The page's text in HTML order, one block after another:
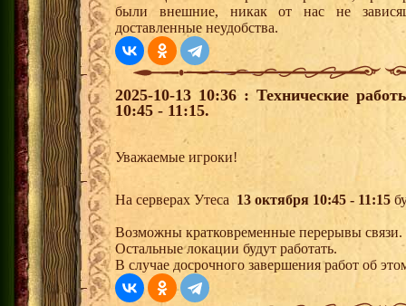
были внешние, никак от нас не
доставленные неудобства.
2025-10-13 10:36 : Технические
10:45 - 11:15.
Уважаемые игроки!
На серверах Утеса 13 октября 10:45 - 11:15
Возможны кратковременные перерывы связи.
Остальные локации будут работать.
В случае досрочного завершения работ об